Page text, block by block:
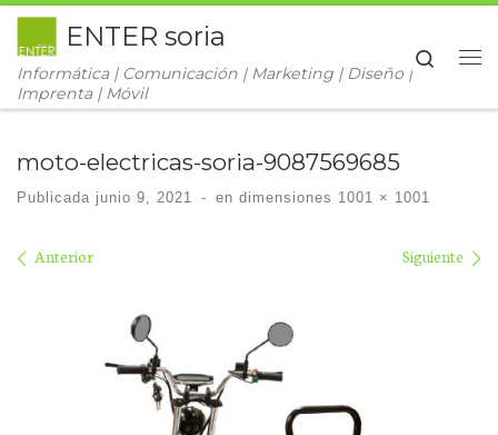
Saltar al contenido
ENTER soria
Informática | Comunicación | Marketing | Diseño |
Imprenta | Móvil
Search
moto-electricas-soria-9087569685
Publicada junio 9, 2021 - en dimensiones 1001 × 1001
Navegación de imágenes
Anterior Siguiente